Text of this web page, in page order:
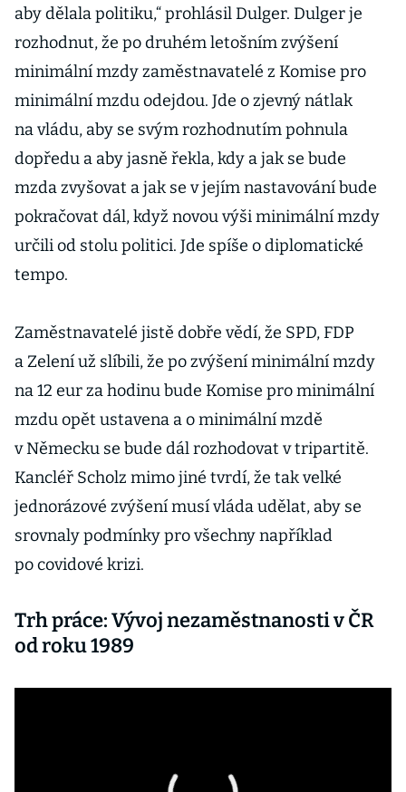
nejvíce
aby dělala politiku,“ prohlásil Dulger. Dulger je
rozhodnut, že po druhém letošním zvýšení
minimální mzdy zaměstnavatelé z Komise pro
minimální mzdu odejdou. Jde o zjevný nátlak
na vládu, aby se svým rozhodnutím pohnula
dopředu a aby jasně řekla, kdy a jak se bude
mzda zvyšovat a jak se v jejím nastavování bude
pokračovat dál, když novou výši minimální mzdy
určili od stolu politici. Jde spíše o diplomatické
tempo.
Zaměstnavatelé jistě dobře vědí, že SPD, FDP
a Zelení už slíbili, že po zvýšení minimální mzdy
na 12 eur za hodinu bude Komise pro minimální
mzdu opět ustavena a o minimální mzdě
v Německu se bude dál rozhodovat v tripartitě.
Kancléř Scholz mimo jiné tvrdí, že tak velké
jednorázové zvýšení musí vláda udělat, aby se
srovnaly podmínky pro všechny například
po covidové krizi.
Trh práce: Vývoj nezaměstnanosti v ČR
od roku 1989